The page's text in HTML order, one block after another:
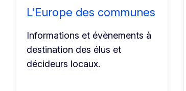
L'Europe des communes
Informations et évènements à
destination des élus et
décideurs locaux.